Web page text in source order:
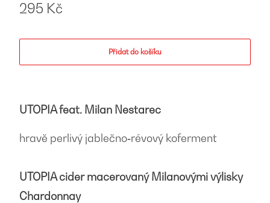
295 Kč
Přidat do košíku
UTOPIA feat. Milan Nestarec
hravě perlivý jablečno‐révový koferment
UTOPIA cider macerovaný Milanovými výlisky
Chardonnay